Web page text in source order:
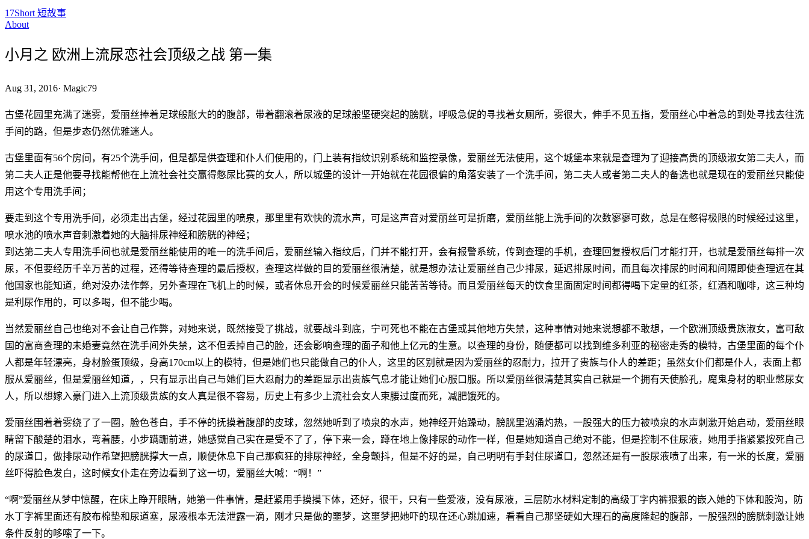
17Short 短故事
About
小月之 欧洲上流尿恋社会顶级之战 第一集
Aug 31, 2016· Magic79
古堡花园里充满了迷雾，爱丽丝捧着足球般胀大的的腹部，带着翻滚着尿液的足球般坚硬突起的膀胱，呼吸急促的寻找着女厕所，雾很大，伸手不见五指，爱丽丝心中着急的到处寻找去往洗
手间的路，但是步态仍然优雅迷人。
古堡里面有56个房间，有25个洗手间，但是都是供查理和仆人们使用的，门上装有指纹识别系统和监控录像，爱丽丝无法使用，这个城堡本来就是查理为了迎接高贵的顶级淑女第二夫人，而
第二夫人正是他要寻找能帮他在上流社会社交赢得憋尿比赛的女人，所以城堡的设计一开始就在花园很偏的角落安装了一个洗手间，第二夫人或者第二夫人的备选也就是现在的爱丽丝只能使
用这个专用洗手间；
要走到这个专用洗手间，必须走出古堡，经过花园里的喷泉，那里里有欢快的流水声，可是这声音对爱丽丝可是折磨，爱丽丝能上洗手间的次数寥寥可数，总是在憋得极限的时候经过这里，
喷水池的喷水声音刺激着她的大脑排尿神经和膀胱的神经；
到达第二夫人专用洗手间也就是爱丽丝能使用的唯一的洗手间后，爱丽丝输入指纹后，门并不能打开，会有报警系统，传到查理的手机，查理回复授权后门才能打开，也就是爱丽丝每排一次
尿，不但要经历千辛万苦的过程，还得等待查理的最后授权，查理这样做的目的爱丽丝很清楚，就是想办法让爱丽丝自己少排尿，延迟排尿时间，而且每次排尿的时间和间隔即使查理远在其
他国家也能知道，绝对没办法作弊，另外查理在飞机上的时候，或者休息开会的时候爱丽丝只能苦苦等待。而且爱丽丝每天的饮食里面固定时间都得喝下定量的红茶，红酒和咖啡，这三种均
是利尿作用的，可以多喝，但不能少喝。
当然爱丽丝自己也绝对不会让自己作弊，对她来说，既然接受了挑战，就要战斗到底，宁可死也不能在古堡或其他地方失禁，这种事情对她来说想都不敢想，一个欧洲顶级贵族淑女，富可敌
国的富商查理的未婚妻竟然在洗手间外失禁，这不但丢掉自己的脸，还会影响查理的面子和他上亿元的生意。以查理的身份，随便都可以找到维多利亚的秘密走秀的模特，古堡里面的每个仆
人都是年轻漂亮，身材脸蛋顶级，身高170cm以上的模特，但是她们也只能做自己的仆人，这里的区别就是因为爱丽丝的忍耐力，拉开了贵族与仆人的差距；虽然女仆们都是仆人，表面上都
服从爱丽丝，但是爱丽丝知道，，只有显示出自己与她们巨大忍耐力的差距显示出贵族气息才能让她们心服口服。所以爱丽丝很清楚其实自己就是一个拥有天使脸孔，魔鬼身材的职业憋尿女
人，所以想嫁入豪门进入上流顶级贵族的女人真是很不容易，历史上有多少上流社会女人束腰过度而死，减肥饿死的。
爱丽丝围着着雾绕了了一圈，脸色苍白，手不停的抚摸着腹部的皮球，忽然她听到了喷泉的水声，她神经开始躁动，膀胱里汹涌灼热，一股强大的压力被喷泉的水声刺激开始启动，爱丽丝眼
睛留下酸楚的泪水，弯着腰，小步蹒跚前进，她感觉自己实在是受不了了，停下来一会，蹲在地上像排尿的动作一样，但是她知道自己绝对不能，但是控制不住尿液，她用手指紧紧按死自己
的尿道口，做排尿动作希望把膀胱撑大一点，顺便休息下自己那疯狂的排尿神经，全身颤抖，但是不好的是，自己明明有手封住尿道口，忽然还是有一股尿液喷了出来，有一米的长度，爱丽
丝吓得脸色发白，这时候女仆走在旁边看到了这一切，爱丽丝大喊：“啊！”
“啊”爱丽丝从梦中惊醒，在床上睁开眼睛，她第一件事情，是赶紧用手摸摸下体，还好，很干，只有一些爱液，没有尿液，三层防水材料定制的高级丁字内裤狠狠的嵌入她的下体和股沟，防
水丁字裤里面还有胶布棉垫和尿道塞，尿液根本无法泄露一滴，刚才只是做的噩梦，这噩梦把她吓的现在还心跳加速，看看自己那坚硬如大理石的高度隆起的腹部，一股强烈的膀胱刺激让她
条件反射的哆嗦了一下。